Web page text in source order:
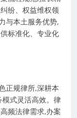
纷、权益维权领
与本土服务优势,
标准化、专业化
正规律所,深耕本
式灵活高效。律
频法律需求,办案